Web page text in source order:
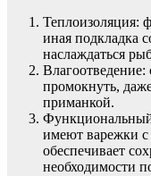
Теплоизоляция:
иная подкладка
наслаждаться
промокнуть,
приманкой.
имеют варежки с
обеспечивает
необходимости